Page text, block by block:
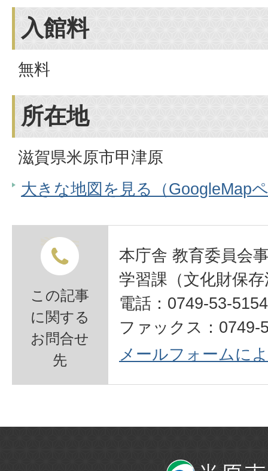
入館料
無料
所在地
滋賀県米原市甲津原
大きな地図を見る（GoogleMap
この記事
に関する
お問合せ
先
本庁舎 教育委員会
学習課（文化財保
電話：0749-53-5154
ファックス：0749-
メールフォームに